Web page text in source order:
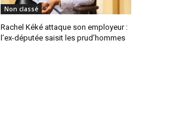
Non classé
Rachel Kéké attaque son employeur :
l’ex-députée saisit les prud’hommes